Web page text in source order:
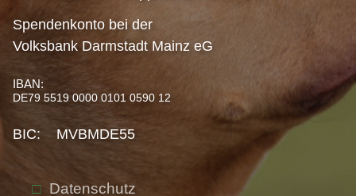
Spendenkonto bei der
Volksbank Darmstadt Mainz eG
IBAN:
DE79 5519 0000 0101 0590 12
BIC: MVBMDE55
Datenschutz